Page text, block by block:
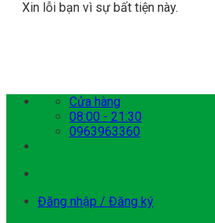
Xin lỗi bạn vì sự bất tiện này.
qua
Cửa hàng
08:00 - 21:30
0963963360
Đăng nhập / Đăng ký